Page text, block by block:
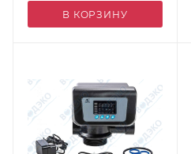
В КОРЗИНУ